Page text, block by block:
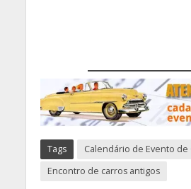
Tags
Calendário de Evento de
Encontro de carros antigos